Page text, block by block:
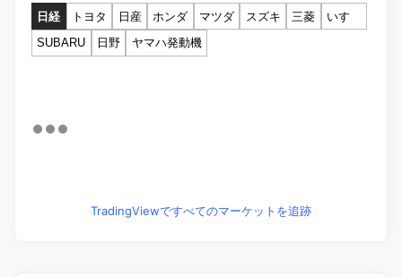
日経 トヨタ 日産 ホンダ マツダ スズキ 三菱
いすゞ
SUBARU
日野 ヤマハ発動機
TradingViewですべてのマーケットを追跡